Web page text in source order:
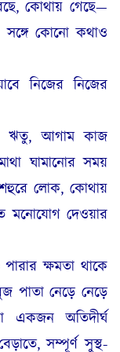
কোথায় গেছে—
কোনো কথাও
নিজের নিজের
ঋতু, আগাম কাজ
ঘামানোর সময়
লোক, কোথায়
মনোযোগ দেওয়ার
ক্ষমতা থাকে
পাতা নেড়ে নেড়ে
একজন অতিদীর্ঘ
সম্পূর্ণ সুস্থ-